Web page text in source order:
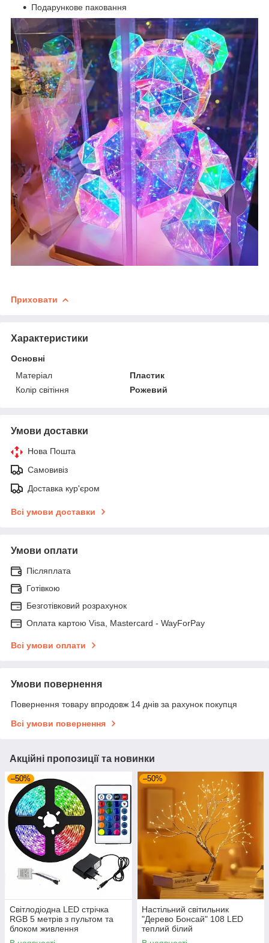
Подарункове паковання
Приховати
Характеристики
Основні
Матеріал
Пластик
Колір світіння
Рожевий
Умови доставки
Нова Пошта
Самовивіз
Доставка кур'єром
Всі умови доставки
Умови оплати
Післяплата
Готівкою
Безготівковий розрахунок
Оплата картою Visa, Mastercard - WayForPay
Всі умови оплати
Умови повернення
Повернення товару впродовж 14 днів за рахунок покупця
Всі умови повернення
Акційні пропозиції та новинки
–50%
Світлодіодна LED стрічка
RGB 5 метрів з пультом та
блоком живлення
–50%
Настільний світильник
"Дерево Бонсай" 108 LED
теплий білий